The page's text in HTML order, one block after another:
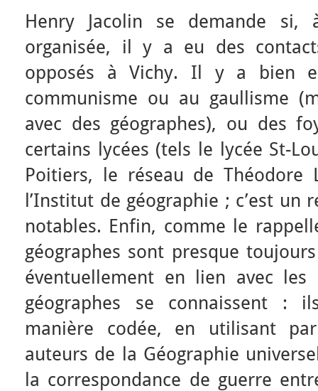
Henry Jacolin se demande si,
organisée, il y a eu des
opposés à Vichy. Il y a bien
communisme ou au gaullisme
avec des géographes), ou des
certains lycées (tels le lycée St-
Poitiers, le réseau de Théodore
l’Institut de géographie ; c’est un
notables. Enfin, comme le
géographes sont presque
éventuellement en lien avec
géographes se connaissent :
manière codée, en utilisant
auteurs de la Géographie
la correspondance de guerre